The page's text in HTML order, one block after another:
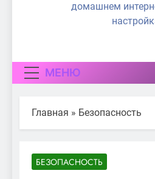
домашнем
МЕНЮ
Главная » Безопасность
БЕЗОПАСНОСТЬ